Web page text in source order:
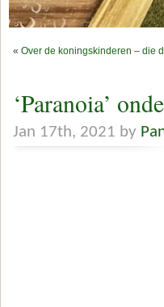
« Over de koningskinderen – die
‘Paranoia’
Jan 17th, 2021 by